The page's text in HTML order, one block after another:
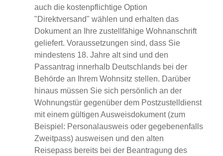
auch die kostenpflichtige Option
"Direktversand" wählen und erhalten das
Dokument an Ihre zustellfähige Wohnanschrift
geliefert. Voraussetzungen sind, dass Sie
mindestens 18. Jahre alt sind und den
Passantrag innerhalb Deutschlands bei der
Behörde an Ihrem Wohnsitz stellen. Darüber
hinaus müssen Sie sich persönlich an der
Wohnungstür gegenüber dem Postzustelldienst
mit einem gültigen Ausweisdokument (zum
Beispiel: Personalausweis oder gegebenenfalls
Zweitpass) ausweisen und den alten
Reisepass bereits bei der Beantragung des